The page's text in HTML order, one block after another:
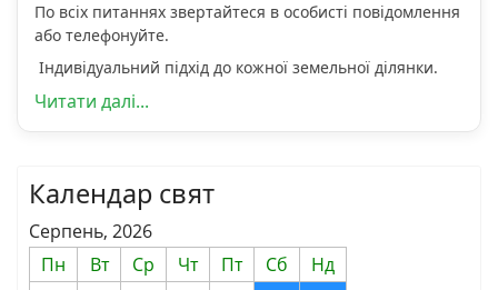
По всіх питаннях звертайтеся в особисті повідомлення
або телефонуйте.
Індивідуальний підхід до кожної земельної ділянки.
Читати далі...
Календар свят
Серпень, 2026
Пн
Вт Ср Чт Пт Сб
Нд